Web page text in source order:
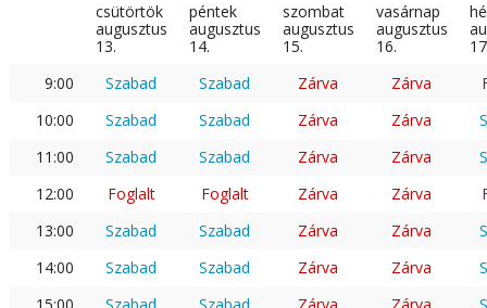
csütörtök
augusztus
13.
péntek
augusztus
14.
szombat
augusztus
15.
vasárnap
augusztus
16.
9:00
Szabad Szabad Zárva Zárva
10:00
Szabad Szabad Zárva Zárva
11:00
Szabad Szabad Zárva Zárva
12:00
Foglalt Foglalt Zárva Zárva
13:00
Szabad Szabad Zárva Zárva
14:00
Szabad Szabad Zárva Zárva